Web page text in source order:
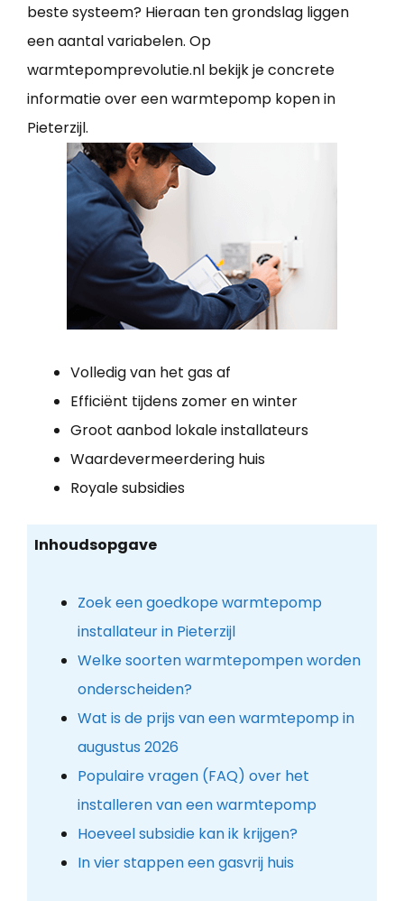
beste systeem? Hieraan ten grondslag liggen
een aantal variabelen. Op
warmtepomprevolutie.nl bekijk je concrete
informatie over een warmtepomp kopen in
Pieterzijl.
Volledig van het gas af
Efficiënt tijdens zomer en winter
Groot aanbod lokale installateurs
Waardevermeerdering huis
Royale subsidies
Inhoudsopgave
Zoek een goedkope warmtepomp
installateur in Pieterzijl
Welke soorten warmtepompen worden
onderscheiden?
Wat is de prijs van een warmtepomp in
augustus 2026
Populaire vragen (FAQ) over het
installeren van een warmtepomp
Hoeveel subsidie kan ik krijgen?
In vier stappen een gasvrij huis